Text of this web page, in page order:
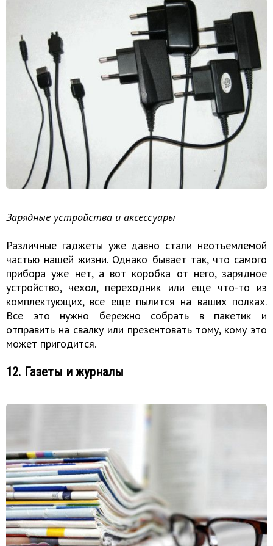
Зарядные устройства и аксессуары
Различные гаджеты уже давно стали неотъемлемой
частью нашей жизни. Однако бывает так, что самого
прибора уже нет, а вот коробка от него, зарядное
устройство, чехол, переходник или еще что-то из
комплектующих, все еще пылится на ваших полках.
Все это нужно бережно собрать в пакетик и
отправить на свалку или презентовать тому, кому это
может пригодится.
12. Газеты и журналы